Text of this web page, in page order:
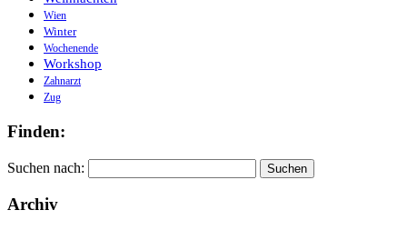
Wien
Winter
Wochenende
Workshop
Zahnarzt
Zug
Finden:
Suchen nach:
Archiv